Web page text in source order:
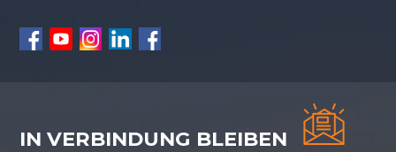
IN VERBINDUNG BLEIBEN